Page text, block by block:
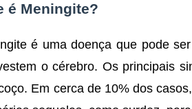
é Meningite?
é uma doença que pode
o cérebro. Os principais
Em cerca de 10% dos